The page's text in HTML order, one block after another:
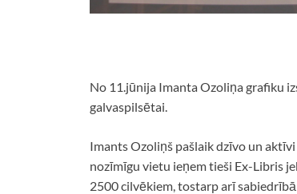
No 11.jūnija Imanta Ozoliņa grafiku
galvaspilsētai.
Imants Ozoliņš pašlaik dzīvo un
nozīmīgu vietu ieņem tieši Ex-Libris
2500 cilvēkiem, tostarp arī